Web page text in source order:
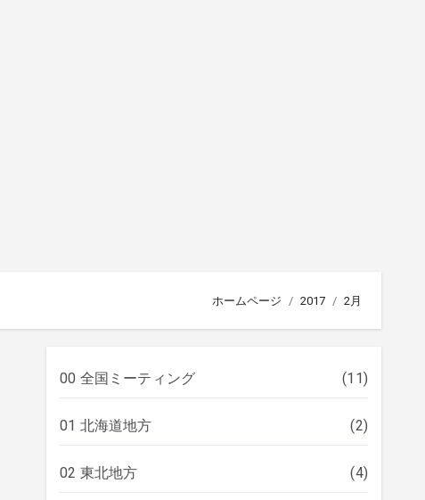
ホームページ 2017 2月
00 全国ミーティング (11)
01 北海道地方 (2)
02 東北地方 (4)